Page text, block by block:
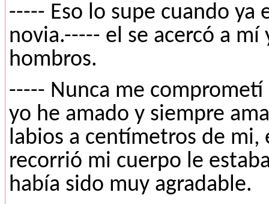
----- Eso lo supe cuando
novia.----- el se acercó a
hombros.
----- Nunca me
yo he amado y siempre
labios a centímetros de mi,
recorrió mi cuerpo le
había sido muy agradable.